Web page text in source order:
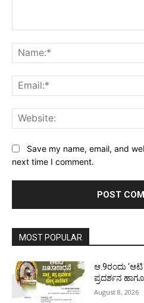
Save my name, email, and
next time I comment.
MOST POPULAR
ಆ.9ರಂದು ‘ಆಟಿ
ಪ್ರದರ್ಶನ
August 8, 2026